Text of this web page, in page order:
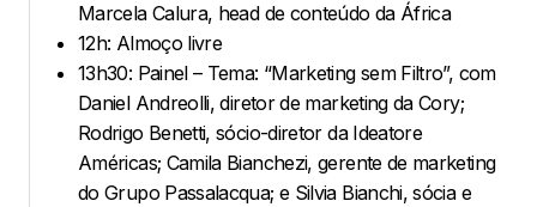
Marcela Calura, head de conteúdo da África
12h: Almoço livre
13h30: Painel – Tema: “Marketing sem Filtro”, com
Daniel Andreolli, diretor de marketing da Cory;
Rodrigo Benetti, sócio-diretor da Ideatore
Américas; Camila Bianchezi, gerente de marketing
do Grupo Passalacqua; e Silvia Bianchi, sócia e